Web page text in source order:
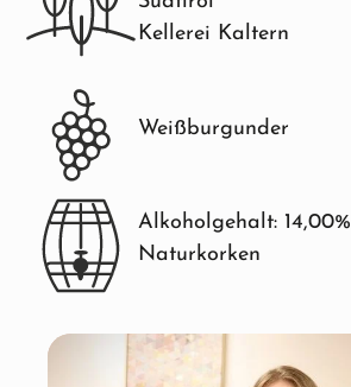
Kellerei Kaltern
Weißburgunder
Alkoholgehalt: 14,00%
Naturkorken